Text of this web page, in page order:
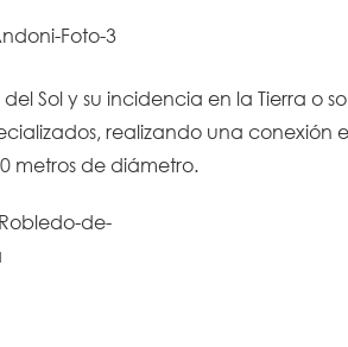
Sol y su incidencia en la Tierra o
realizando una conexión
metros de diámetro.